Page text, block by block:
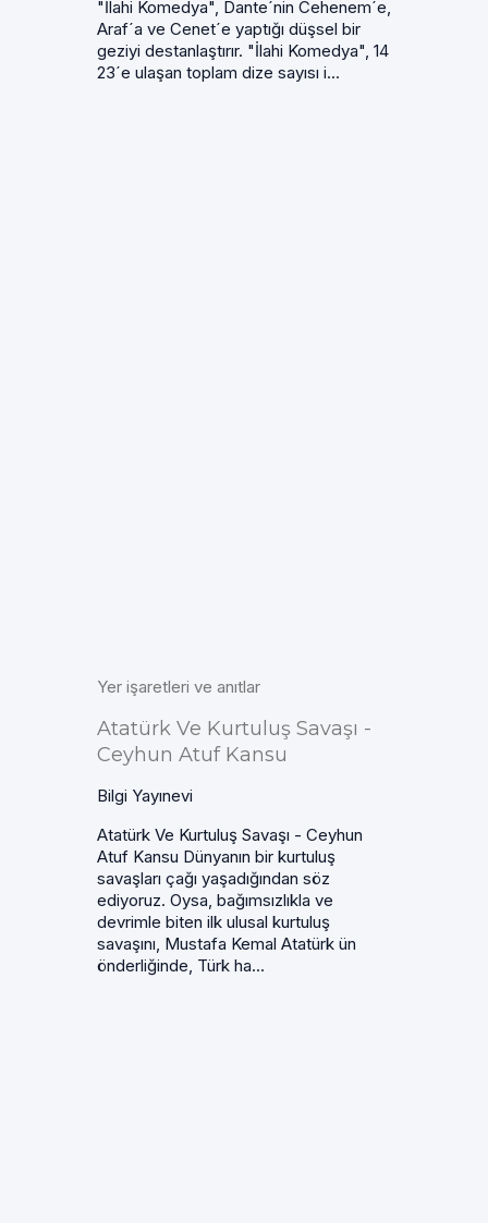
"İlahi Komedya", Dante´nin Cehenem´e,
Araf´a ve Cenet´e yaptığı düşsel bir
geziyi destanlaştırır. "İlahi Komedya", 14
23´e ulaşan toplam dize sayısı i...
Yer işaretleri ve anıtlar
Atatürk Ve Kurtuluş Savaşı -
Ceyhun Atuf Kansu
Bilgi Yayınevi
Atatürk Ve Kurtuluş Savaşı - Ceyhun
Atuf Kansu Dünyanın bir kurtuluş
savaşları çağı yaşadığından söz
ediyoruz. Oysa, bağımsızlıkla ve
devrimle biten ilk ulusal kurtuluş
savaşını, Mustafa Kemal Atatürk ün
önderliğinde, Türk ha...